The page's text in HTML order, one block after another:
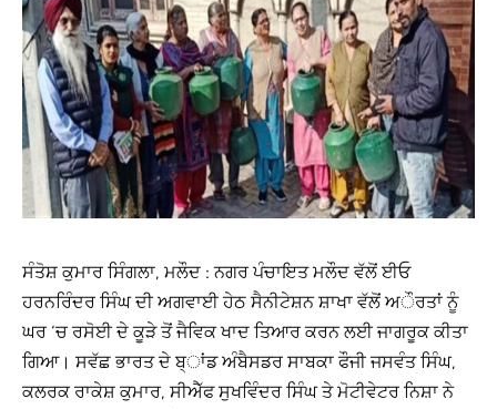
ਸੰਤੋਸ਼ ਕੁਮਾਰ ਸਿੰਗਲਾ, ਮਲੌਦ : ਨਗਰ ਪੰਚਾਇਤ ਮਲੌਦ ਵੱਲੋਂ ਈਓ
ਹਰਨਰਿੰਦਰ ਸਿੰਘ ਦੀ ਅਗਵਾਈ ਹੇਠ ਸੈਨੀਟੇਸ਼ਨ ਸ਼ਾਖਾ ਵੱਲੋਂ ਅੌਰਤਾਂ ਨੂੰ
ਘਰ ‘ਚ ਰਸੋਈ ਦੇ ਕੂੜੇ ਤੋਂ ਜੈਵਿਕ ਖਾਦ ਤਿਆਰ ਕਰਨ ਲਈ ਜਾਗਰੂਕ ਕੀਤਾ
ਗਿਆ। ਸਵੱਛ ਭਾਰਤ ਦੇ ਬ੍ਾਂਡ ਅੰਬੈਸਡਰ ਸਾਬਕਾ ਫੌਜੀ ਜਸਵੰਤ ਸਿੰਘ,
ਕਲਰਕ ਰਾਕੇਸ਼ ਕੁਮਾਰ, ਸੀਐੱਫ ਸੁਖਵਿੰਦਰ ਸਿੰਘ ਤੇ ਮੋਟੀਵੇਟਰ ਨਿਸ਼ਾ ਨੇ